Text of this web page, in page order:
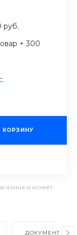
руб.
+ 300
КОРЗИНУ
и может
ДОКУМЕНТЫ